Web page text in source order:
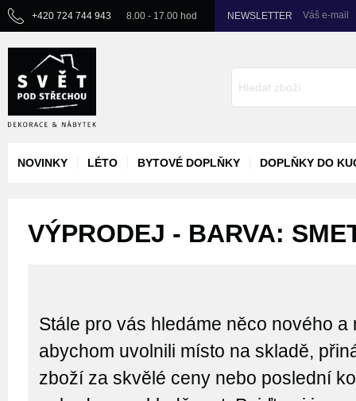
+420 724 744 943 8.00 - 17.00 hod NEWSLETTER Váš e-mail
NOVINKY LÉTO BYTOVÉ DOPLŇKY DOPLŇKY DO
VÝPRODEJ - BARVA:
Stále pro vás hledáme něco nového a
abychom uvolnili místo na skladě,
zboží za skvělé ceny nebo poslední